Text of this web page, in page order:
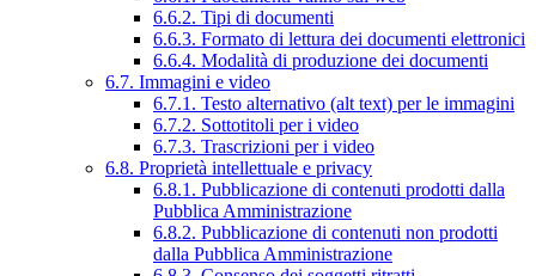
6.6.2. Tipi di documenti
6.6.3. Formato di lettura dei documenti elettronici
6.6.4. Modalità di produzione dei documenti
6.7. Immagini e video
6.7.1. Testo alternativo (alt text) per le immagini
6.7.2. Sottotitoli per i video
6.7.3. Trascrizioni per i video
6.8. Proprietà intellettuale e privacy
6.8.1. Pubblicazione di contenuti prodotti dalla
Pubblica Amministrazione
6.8.2. Pubblicazione di contenuti non prodotti
dalla Pubblica Amministrazione